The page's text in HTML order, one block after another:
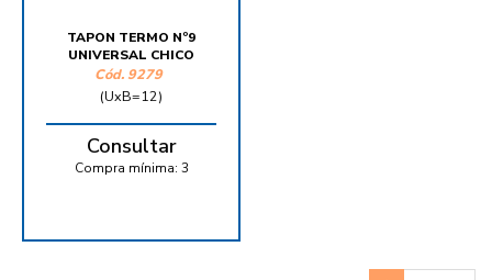
TAPON TERMO Nº9
UNIVERSAL CHICO
Cód. 9279
(UxB=12)
Consultar
Compra mínima: 3